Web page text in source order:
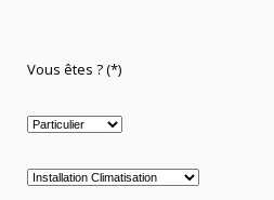
Vous êtes ? (*)